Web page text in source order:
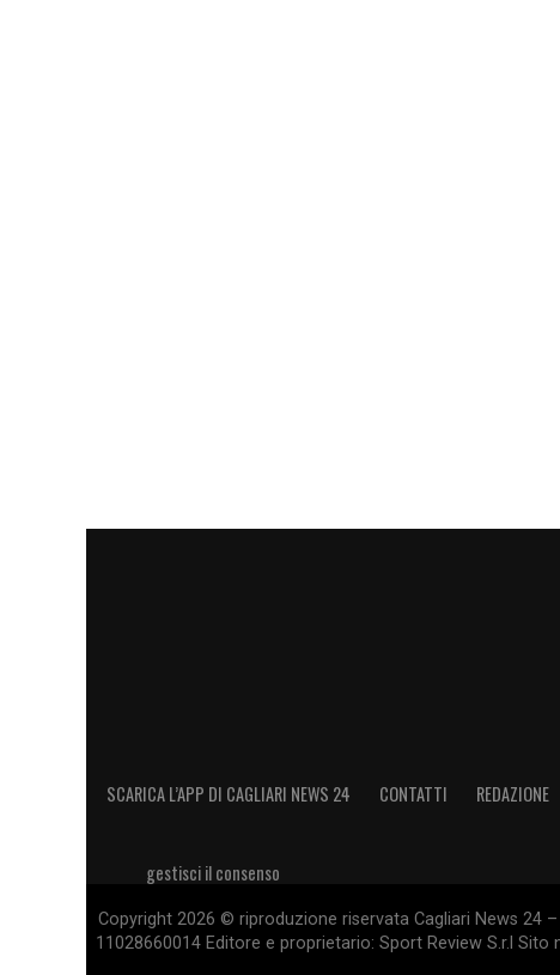
SCARICA L’APP DI CAGLIARI NEWS 24 CONTATTI REDAZIONE
gestisci il consenso
Copyright 2026 © riproduzione riservata Cagliari News 24
11028660014 Editore e proprietario: Sport Review S.r.l